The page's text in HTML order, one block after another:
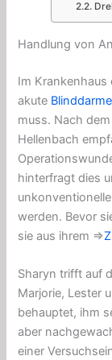
Handlung von
Im Krankenhaus
akute
muss. Nach
Hellenbach
hinterfragt dies
werden. Bevor
sie aus ihrem ⇒
Sharyn trifft auf
Marjorie, Lester
behauptet, ihm
aber
einer